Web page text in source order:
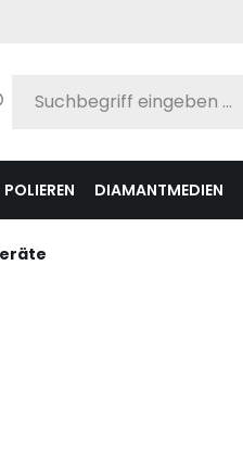
POLIEREN DIAMANTMEDIEN